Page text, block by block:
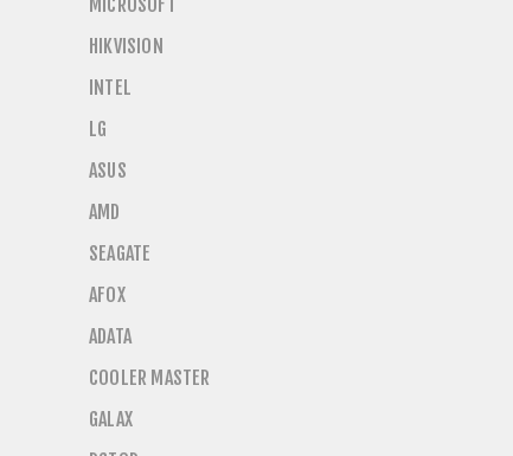
MICROSOFT
HIKVISION
INTEL
LG
ASUS
AMD
SEAGATE
AFOX
ADATA
COOLER MASTER
GALAX